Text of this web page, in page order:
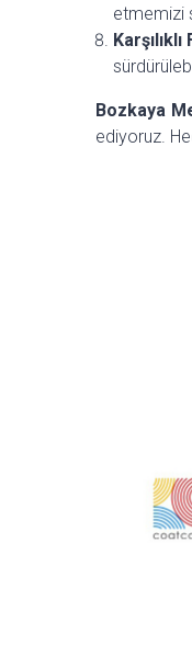
etmemizi
Bozkaya
ediyoruz.